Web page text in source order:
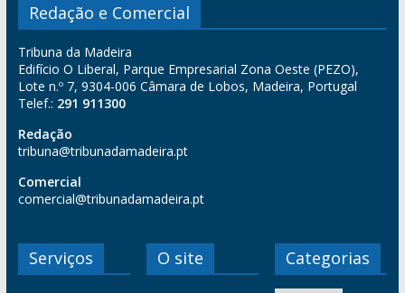
Redação e Comercial
Tribuna da Madeira
Edifício O Liberal, Parque Empresarial Zona Oeste (PEZO),
Lote n.º 7, 9304-006 Câmara de Lobos, Madeira, Portugal
Telef.: 291 911300
Redação
tribuna@tribunadamadeira.pt
Comercial
comercial@tribunadamadeira.pt
Serviços O site Categorias